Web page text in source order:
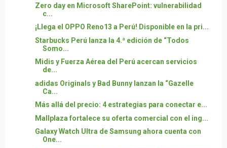
Zero day en Microsoft SharePoint: vulnerabilidad
c...
¡Llega el OPPO Reno13 a Perú! Disponible en la pri...
Starbucks Perú lanza la 4.ª edición de “Todos
Somo...
Midis y Fuerza Aérea del Perú acercan servicios
de...
adidas Originals y Bad Bunny lanzan la “Gazelle
Ca...
Más allá del precio: 4 estrategias para conectar e...
Mallplaza fortalece su oferta comercial con el ing...
Galaxy Watch Ultra de Samsung ahora cuenta con
One...